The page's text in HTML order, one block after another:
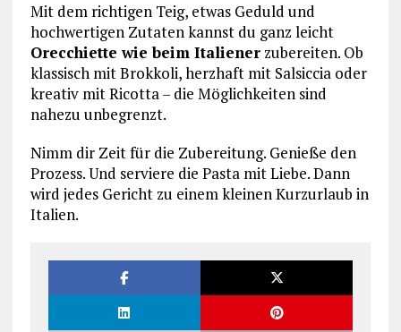
Mit dem richtigen Teig, etwas Geduld und
hochwertigen Zutaten kannst du ganz leicht
Orecchiette wie beim Italienerzubereiten. Ob
klassisch mit Brokkoli, herzhaft mit Salsiccia oder
kreativ mit Ricotta – die Möglichkeiten sind
nahezu unbegrenzt.
Nimm dir Zeit für die Zubereitung. Genieße den
Prozess. Und serviere die Pasta mit Liebe. Dann
wird jedes Gericht zu einem kleinen Kurzurlaub in
Italien.